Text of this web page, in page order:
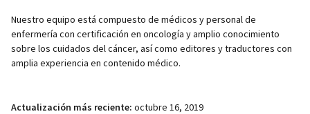
Nuestro equipo está compuesto de médicos y personal de
enfermería con certificación en oncología y amplio conocimiento
sobre los cuidados del cáncer, así como editores y traductores con
amplia experiencia en contenido médico.
Actualización más reciente: octubre 16, 2019